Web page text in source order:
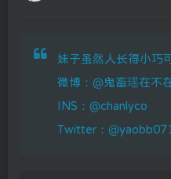
妹子虽然人长得小巧
微博：@鬼畜瑶在不
INS：@chanlyco
Twitter：